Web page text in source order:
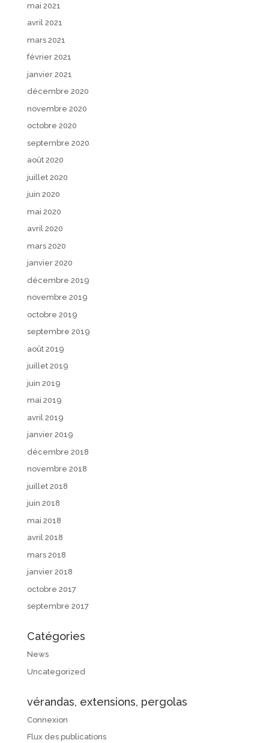
mai 2021
avril 2021
mars 2021
février 2021
janvier 2021
décembre 2020
novembre 2020
octobre 2020
septembre 2020
août 2020
juillet 2020
juin 2020
mai 2020
avril 2020
mars 2020
janvier 2020
décembre 2019
novembre 2019
octobre 2019
septembre 2019
août 2019
juillet 2019
juin 2019
mai 2019
avril 2019
janvier 2019
décembre 2018
novembre 2018
juillet 2018
juin 2018
mai 2018
avril 2018
mars 2018
janvier 2018
octobre 2017
septembre 2017
Catégories
News
Uncategorized
vérandas, extensions, pergolas
Connexion
Flux des publications